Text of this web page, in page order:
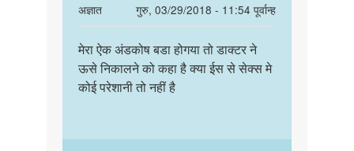
अज्ञात
गुरु, 03/29/2018 - 11:54 पूर्वान्ह
In
reply
to
चिंता
मत
एक…
मेरा
ऐक
अंडकोष
तो…
मेरा ऐक अंडकोष बडा होगया तो डाक्टर ने
ऊसे निकालने को कहा है क्या ईस से सेक्स मे
कोई परेशानी तो नहीं है